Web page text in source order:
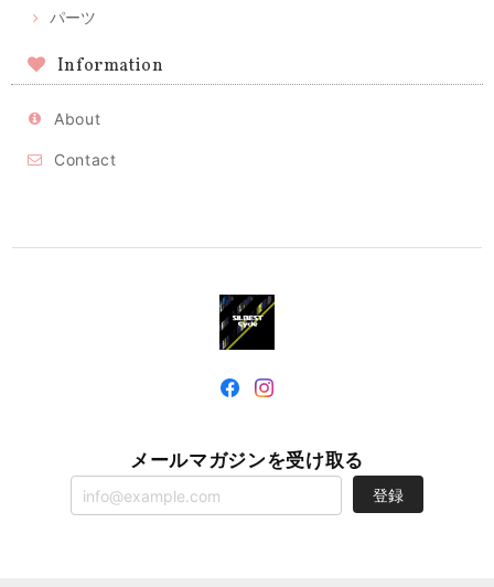
パーツ
Information
About
Contact
メールマガジンを受け取る
登録